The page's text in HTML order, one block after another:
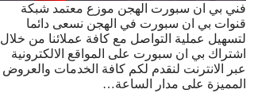
فني بي ان سبورت الهجن موزع معتمد شبكة
قنوات بي ان سبورت في الهجن نسعى دائما
لتسهيل عملية التواصل مع كافة عملائنا من خلال
اشتراك بي ان سبورت على المواقع الالكترونية
عبر الانترنت لنقدم لكم كافة الخدمات والعروض
المميزة على مدار الساعة…